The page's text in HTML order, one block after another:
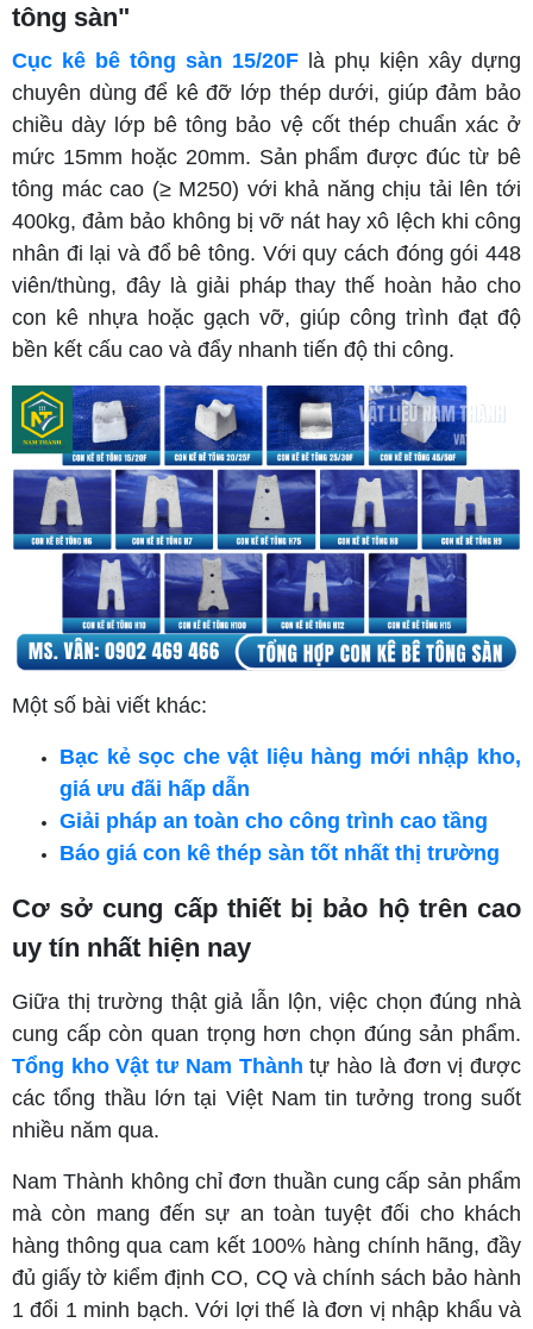
tông sàn"
Cục kê bê tông sàn 15/20F là phụ kiện xây dựng
chuyên dùng để kê đỡ lớp thép dưới, giúp đảm bảo
chiều dày lớp bê tông bảo vệ cốt thép chuẩn xác ở
mức 15mm hoặc 20mm. Sản phẩm được đúc từ bê
tông mác cao (≥ M250) với khả năng chịu tải lên tới
400kg, đảm bảo không bị vỡ nát hay xô lệch khi công
nhân đi lại và đổ bê tông. Với quy cách đóng gói 448
viên/thùng, đây là giải pháp thay thế hoàn hảo cho
con kê nhựa hoặc gạch vỡ, giúp công trình đạt độ
bền kết cấu cao và đẩy nhanh tiến độ thi công.
Một số bài viết khác:
Bạc kẻ sọc che vật liệu hàng mới nhập kho,
giá ưu đãi hấp dẫn
Giải pháp an toàn cho công trình cao tầng
Báo giá con kê thép sàn tốt nhất thị trường
Cơ sở cung cấp thiết bị bảo hộ trên cao
uy tín nhất hiện nay
Giữa thị trường thật giả lẫn lộn, việc chọn đúng nhà
cung cấp còn quan trọng hơn chọn đúng sản phẩm.
Tổng kho Vật tư Nam Thành tự hào là đơn vị được
các tổng thầu lớn tại Việt Nam tin tưởng trong suốt
nhiều năm qua.
Nam Thành không chỉ đơn thuần cung cấp sản phẩm
mà còn mang đến sự an toàn tuyệt đối cho khách
hàng thông qua cam kết 100% hàng chính hãng, đầy
đủ giấy tờ kiểm định CO, CQ và chính sách bảo hành
1 đổi 1 minh bạch. Với lợi thế là đơn vị nhập khẩu và